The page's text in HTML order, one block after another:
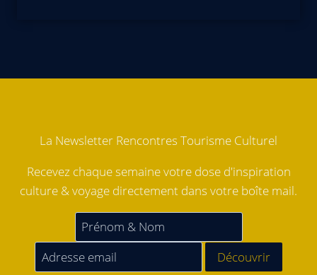
La Newsletter Rencontres Tourisme Culturel
Recevez chaque semaine votre dose d'inspiration
culture & voyage directement dans votre boîte mail.